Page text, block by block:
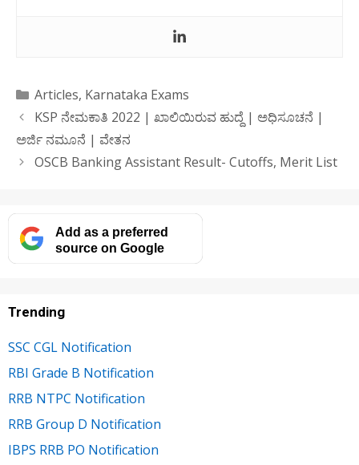
Categories
Articles, Karnataka Exams
KSP ನೇಮಕಾತಿ 2022 | ಖಾಲಿಯಿರುವ ಹುದ್ದೆ | ಅಧಿಸೂಚನೆ |
ಅರ್ಜಿ ನಮೂನೆ | ವೇತನ
OSCB Banking Assistant Result- Cutoffs, Merit List
Add as a preferred
source on Google
Trending
SSC CGL Notification
RBI Grade B Notification
RRB NTPC Notification
RRB Group D Notification
IBPS RRB PO Notification